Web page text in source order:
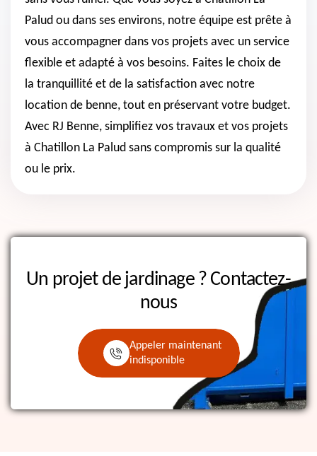
Palud ou dans ses environs, notre équipe est prête à
vous accompagner dans vos projets avec un service
flexible et adapté à vos besoins. Faites le choix de
la tranquillité et de la satisfaction avec notre
location de benne, tout en préservant votre budget.
Avec RJ Benne, simplifiez vos travaux et vos projets
à Chatillon La Palud sans compromis sur la qualité
ou le prix.
Un projet de jardinage ? Contactez-
nous
Appeler maintenant
indisponible